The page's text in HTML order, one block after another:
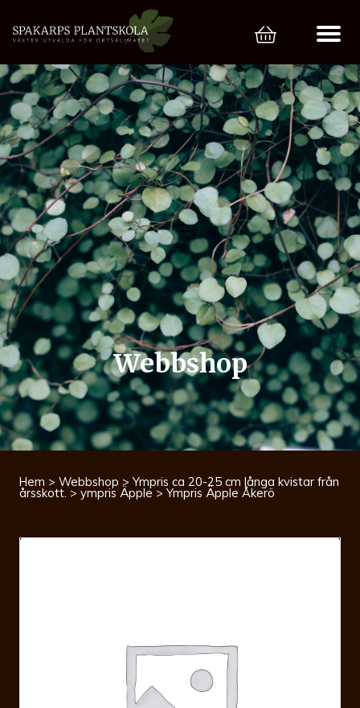
Webbshop
Hem > Webbshop > Ympris ca 20-25 cm långa kvistar från
årsskott. > ympris Äpple > Ympris Äpple Åkerö